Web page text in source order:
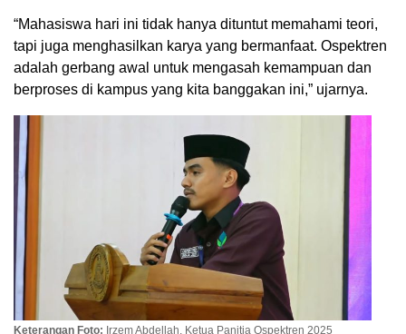
“Mahasiswa hari ini tidak hanya dituntut memahami teori,
tapi juga menghasilkan karya yang bermanfaat. Ospektren
adalah gerbang awal untuk mengasah kemampuan dan
berproses di kampus yang kita banggakan ini,” ujarnya.
Keterangan Foto: Irzem Abdellah, Ketua Panitia Ospektren 2025